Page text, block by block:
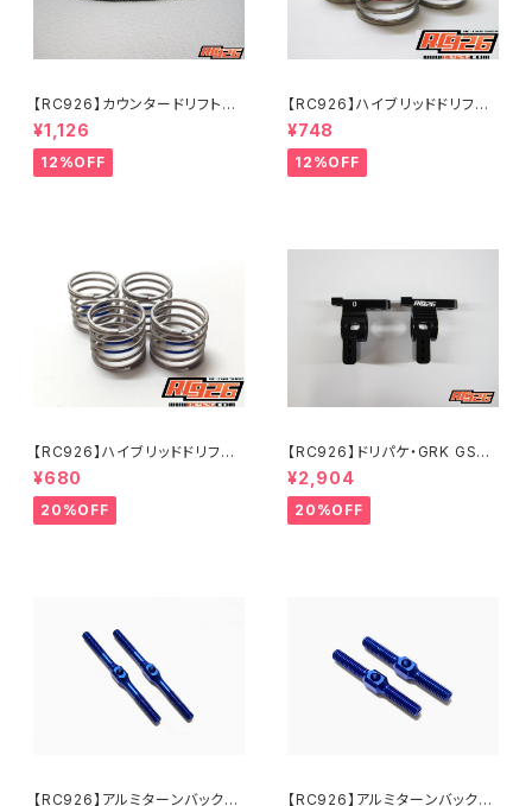
【RC926】カウンタードリフト用
強化ベルト 4mm幅 長さ489m
m 歯数163T KN-KV4489
¥1,126
12%OFF
【RC926】ハイブリッドドリフト
スプリング【ツイン】 ミディアム-
1.4 レッド（4個入り） KN-D
ST14
¥748
12%OFF
【RC926】ハイブリッドドリフト
スプリング【ツイン】 スーパーソ
フト-1.2 ブルー（4個入り） K
N-DST02
¥680
20%OFF
【RC926】ドリパケ・GRK GS2
MOD./EVO用 アルミリアハブキ
ャリアType-2 0度 ブラック K
N-DP53BK
¥2,904
20%OFF
【RC926】アルミターンバック
【RC926】アルミターンバック